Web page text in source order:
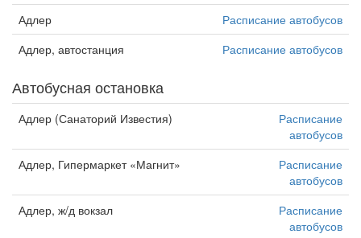
Адлер
Расписание автобусов
Адлер, автостанция
Расписание автобусов
Автобусная остановка
Адлер (Санаторий Известия)
Расписание
автобусов
Адлер, Гипермаркет «Магнит»
Расписание
автобусов
Адлер, ж/д вокзал
Расписание
автобусов